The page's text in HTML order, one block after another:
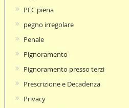
PEC piena
pegno irregolare
Penale
Pignoramento
Pignoramento presso terzi
Prescrizione e Decadenza
Privacy